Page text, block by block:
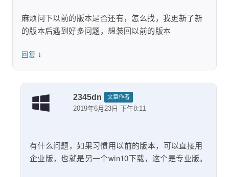
麻烦问下以前的版本是否还有，怎么找，我更新了新
的版本后遇到好多问题，想装回以前的版本
回复 ↓
2345dn 文章作者
2019年6月23日 下午8:11
有什么问题，如果习惯用以前的版本，可以直接用
企业版，也就是另一个win10下载，这个是专业版。